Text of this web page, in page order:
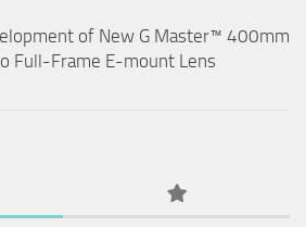
of New G Master™ 400mm
Full-Frame E-mount Lens